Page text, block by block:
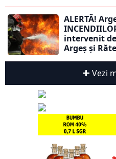
ALERTĂ!
intervenit de
Argeș și
Vezi